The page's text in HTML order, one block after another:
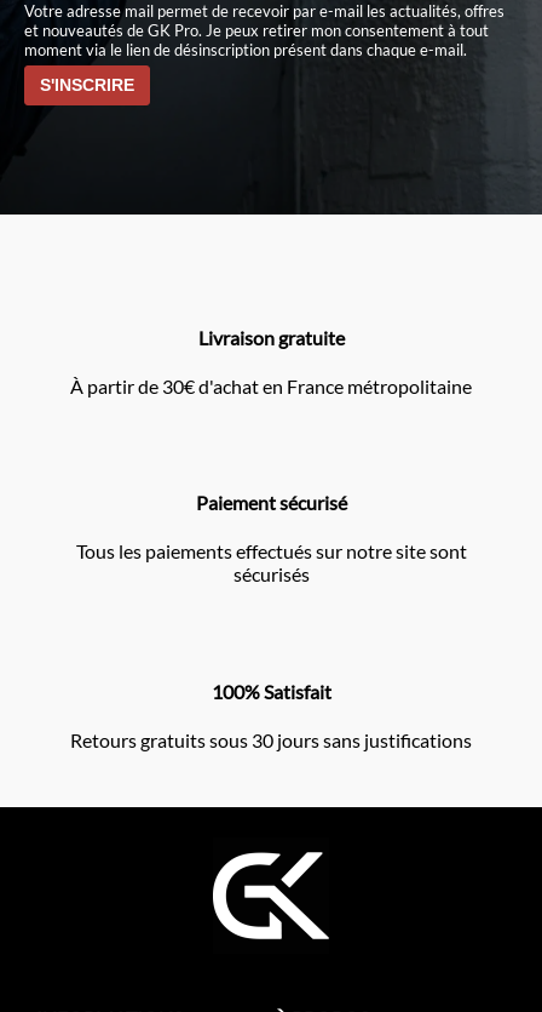
Votre adresse mail permet de recevoir par e-mail les actualités, offres
et nouveautés de GK Pro. Je peux retirer mon consentement à tout
moment via le lien de désinscription présent dans chaque e-mail.
Livraison gratuite
À partir de 30€ d'achat en France métropolitaine
Paiement sécurisé
Tous les paiements effectués sur notre site sont
sécurisés
100% Satisfait
Retours gratuits sous 30 jours sans justifications